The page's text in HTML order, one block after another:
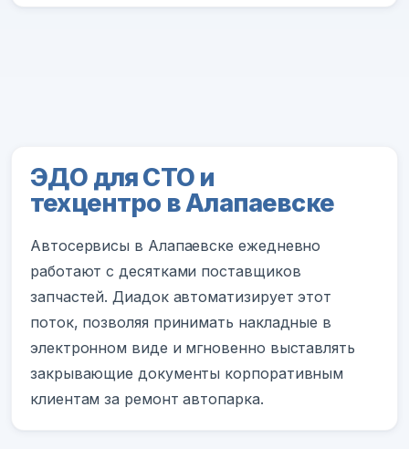
ЭДО для СТО и
техцентро в Алапаевске
Автосервисы в Алапаевске ежедневно
работают с десятками поставщиков
запчастей. Диадок автоматизирует этот
поток, позволяя принимать накладные в
электронном виде и мгновенно выставлять
закрывающие документы корпоративным
клиентам за ремонт автопарка.